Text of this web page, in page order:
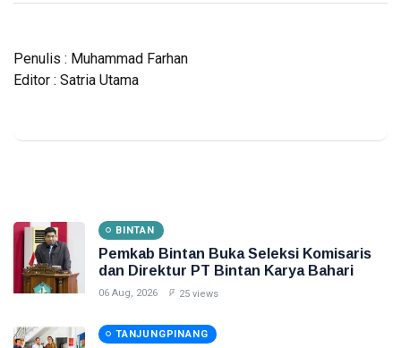
Penulis : Muhammad Farhan
Editor : Satria Utama
BINTAN
Pemkab Bintan Buka Seleksi Komisaris
dan Direktur PT Bintan Karya Bahari
06 Aug, 2026 25 views
TANJUNGPINANG